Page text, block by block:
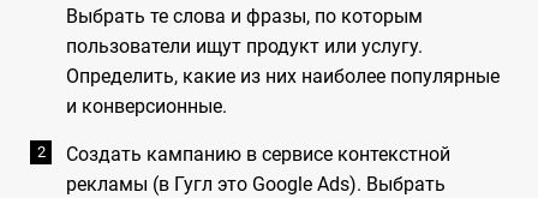
Выбрать те слова и фразы, по которым
пользователи ищут продукт или услугу.
Определить, какие из них наиболее популярные
и конверсионные.
Создать кампанию в сервисе контекстной
рекламы (в Гугл это Google Ads). Выбрать